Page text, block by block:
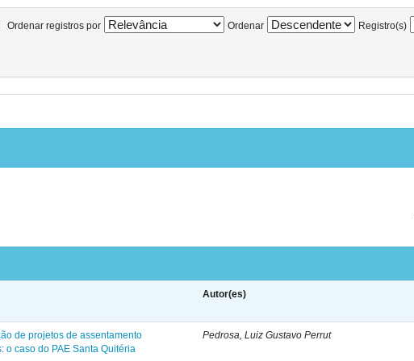
Ordenar registros por Ordenar Registro(s)
Autor(es)
de projetos de assentamento
o caso do PAE Santa Quitéria
Pedrosa, Luiz Gustavo Perrut